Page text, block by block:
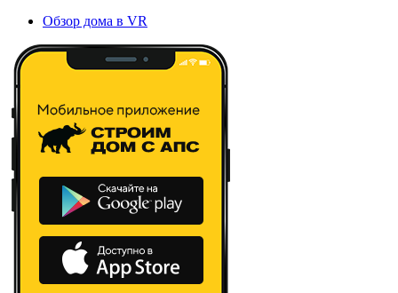
Обзор дома в VR